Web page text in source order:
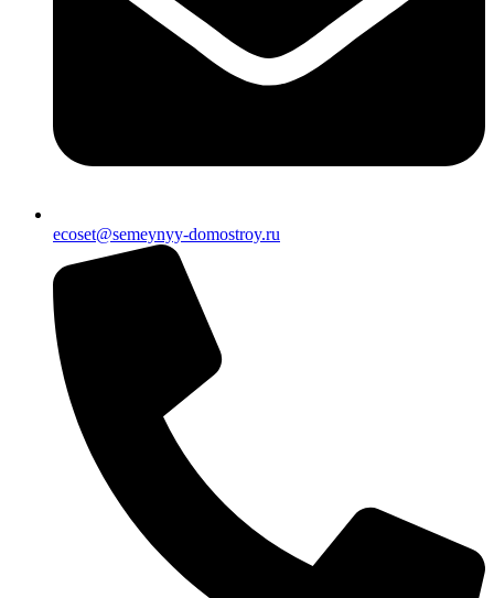
ecoset@semeynyy-domostroy.ru